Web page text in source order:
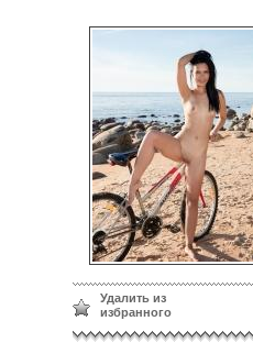
Удалить из
избранного